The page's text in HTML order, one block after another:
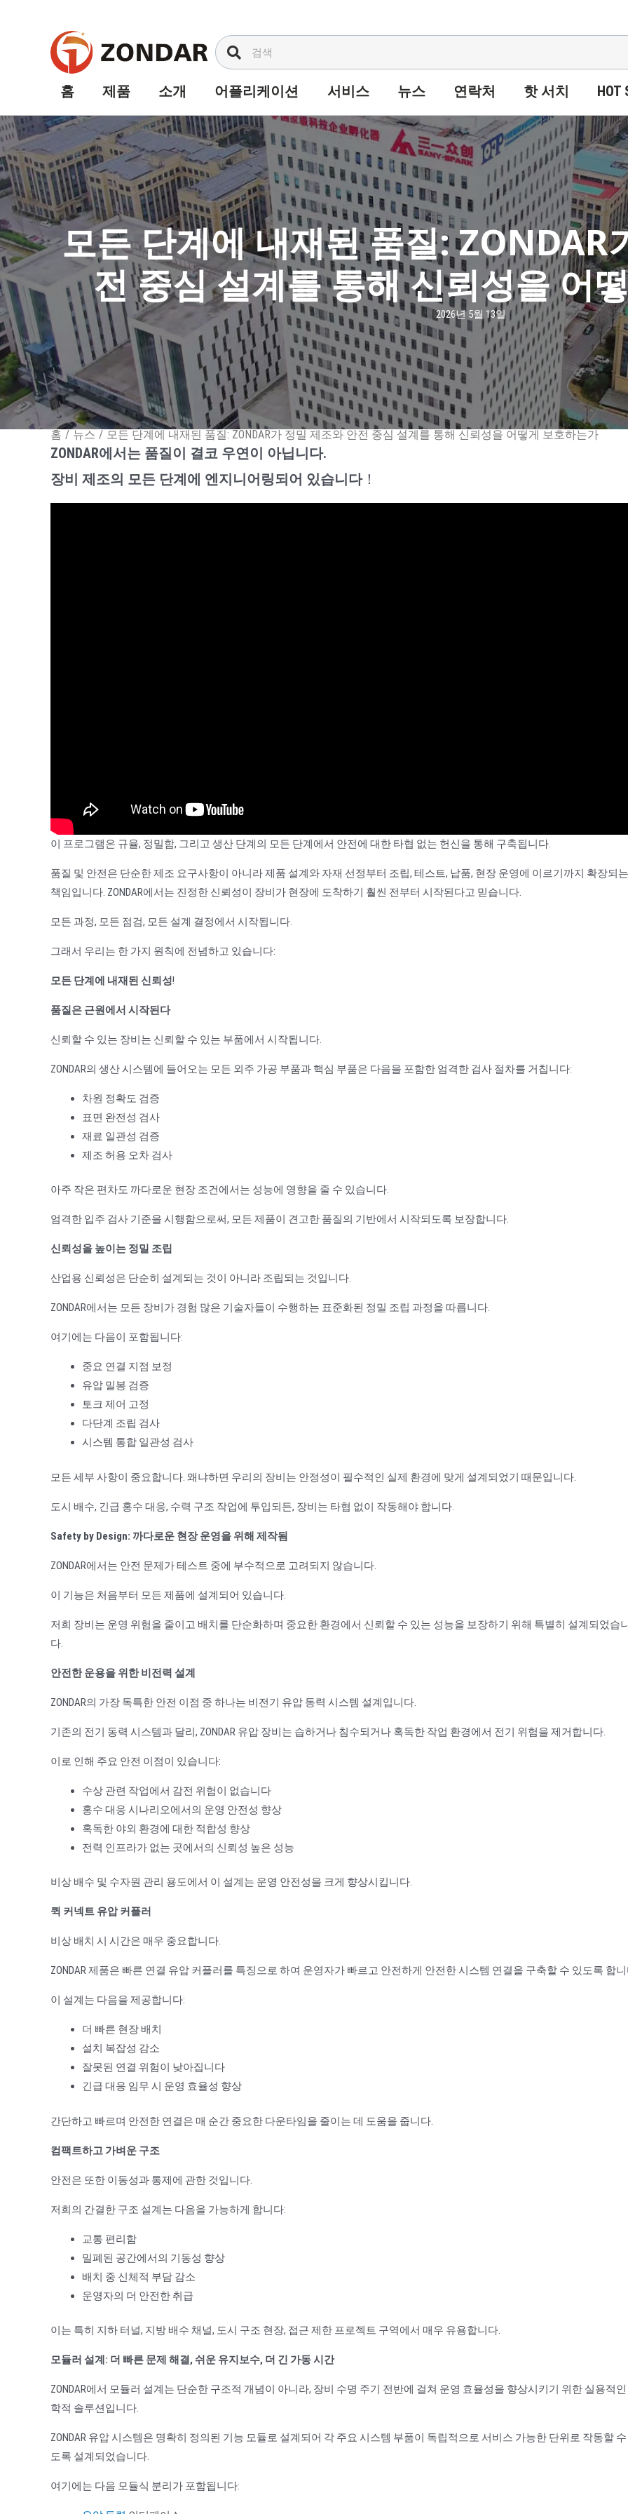
뛰
기
홈 제품 소개 어플리케이션 서비스 뉴스 연락처 핫 서치 HOT
모든 단계에 내재된 품질: ZONDAR
전 중심 설계를 통해 신뢰성을 어
2026년 5월 13일
홈 / 뉴스 / 모든 단계에 내재된 품질: ZONDAR가 정밀 제조와 안전 중심 설계를 통해 신뢰성을 어떻게 보호하는가
ZONDAR에서는 품질이 결코 우연이 아닙니다.
장비 제조의 모든 단계에 엔지니어링되어 있습니다！
이 프로그램은 규율, 정밀함, 그리고 생산 단계의 모든 단계에서 안전에 대한 타협 없는 헌신을 통해 구축됩니다.
품질 및 안전은 단순한 제조 요구사항이 아니라 제품 설계와 자재 선정부터 조립, 테스트, 납품, 현장 운영에 이르기까지 확장되는
책임입니다. ZONDAR에서는 진정한 신뢰성이 장비가 현장에 도착하기 훨씬 전부터 시작된다고 믿습니다.
모든 과정, 모든 점검, 모든 설계 결정에서 시작됩니다.
그래서 우리는 한 가지 원칙에 전념하고 있습니다:
모든 단계에 내재된 신뢰성!
품질은 근원에서 시작된다
신뢰할 수 있는 장비는 신뢰할 수 있는 부품에서 시작됩니다.
ZONDAR의 생산 시스템에 들어오는 모든 외주 가공 부품과 핵심 부품은 다음을 포함한 엄격한 검사 절차를 거칩니다:
차원 정확도 검증
표면 완전성 검사
재료 일관성 검증
제조 허용 오차 검사
아주 작은 편차도 까다로운 현장 조건에서는 성능에 영향을 줄 수 있습니다.
엄격한 입주 검사 기준을 시행함으로써, 모든 제품이 견고한 품질의 기반에서 시작되도록 보장합니다.
신뢰성을 높이는 정밀 조립
산업용 신뢰성은 단순히 설계되는 것이 아니라 조립되는 것입니다.
ZONDAR에서는 모든 장비가 경험 많은 기술자들이 수행하는 표준화된 정밀 조립 과정을 따릅니다.
여기에는 다음이 포함됩니다:
중요 연결 지점 보정
유압 밀봉 검증
토크 제어 고정
다단계 조립 검사
시스템 통합 일관성 검사
모든 세부 사항이 중요합니다. 왜냐하면 우리의 장비는 안정성이 필수적인 실제 환경에 맞게 설계되었기 때문입니다.
도시 배수, 긴급 홍수 대응, 수력 구조 작업에 투입되든, 장비는 타협 없이 작동해야 합니다.
Safety by Design: 까다로운 현장 운영을 위해 제작됨
ZONDAR에서는 안전 문제가 테스트 중에 부수적으로 고려되지 않습니다.
이 기능은 처음부터 모든 제품에 설계되어 있습니다.
저희 장비는 운영 위험을 줄이고 배치를 단순화하며 중요한 환경에서 신뢰할 수 있는 성능을 보장하기 위해 특별히 설계되었습
다.
안전한 운용을 위한 비전력 설계
ZONDAR의 가장 독특한 안전 이점 중 하나는 비전기 유압 동력 시스템 설계입니다.
기존의 전기 동력 시스템과 달리, ZONDAR 유압 장비는 습하거나 침수되거나 혹독한 작업 환경에서 전기 위험을 제거합니다.
이로 인해 주요 안전 이점이 있습니다:
수상 관련 작업에서 감전 위험이 없습니다
홍수 대응 시나리오에서의 운영 안전성 향상
혹독한 야외 환경에 대한 적합성 향상
전력 인프라가 없는 곳에서의 신뢰성 높은 성능
비상 배수 및 수자원 관리 용도에서 이 설계는 운영 안전성을 크게 향상시킵니다.
퀵 커넥트 유압 커플러
비상 배치 시 시간은 매우 중요합니다.
ZONDAR 제품은 빠른 연결 유압 커플러를 특징으로 하여 운영자가 빠르고 안전하게 안전한 시스템 연결을 구축할 수 있도록 합
이 설계는 다음을 제공합니다:
더 빠른 현장 배치
설치 복잡성 감소
잘못된 연결 위험이 낮아집니다
긴급 대응 임무 시 운영 효율성 향상
간단하고 빠르며 안전한 연결은 매 순간 중요한 다운타임을 줄이는 데 도움을 줍니다.
컴팩트하고 가벼운 구조
안전은 또한 이동성과 통제에 관한 것입니다.
저희의 간결한 구조 설계는 다음을 가능하게 합니다:
교통 편리함
밀폐된 공간에서의 기동성 향상
배치 중 신체적 부담 감소
운영자의 더 안전한 취급
이는 특히 지하 터널, 지방 배수 채널, 도시 구조 현장, 접근 제한 프로젝트 구역에서 매우 유용합니다.
모듈러 설계: 더 빠른 문제 해결, 쉬운 유지보수, 더 긴 가동 시간
ZONDAR에서 모듈러 설계는 단순한 구조적 개념이 아니라, 장비 수명 주기 전반에 걸쳐 운영 효율성을 향상시키기 위한 실용적
학적 솔루션입니다.
ZONDAR 유압 시스템은 명확히 정의된 기능 모듈로 설계되어 각 주요 시스템 부품이 독립적으로 서비스 가능한 단위로 작동할
도록 설계되었습니다.
여기에는 다음 모듈식 분리가 포함됩니다: